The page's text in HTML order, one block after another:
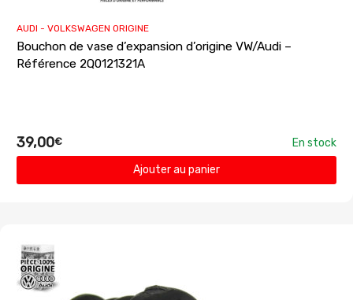
AUDI - VOLKSWAGEN ORIGINE
Bouchon de vase d’expansion d’origine VW/Audi –
Référence 2Q0121321A
39,00€
En stock
Ajouter au panier